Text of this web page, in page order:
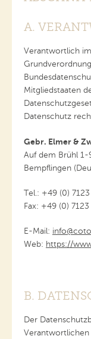
A.
Verantwortlich
Mitgliedstaaten
Datenschutz
Gebr. Elmer &
Auf dem Brühl 1-
Bempflingen
Tel.: +49 (0)
Fax: +49 (0)
E-Mail:
Web: https://
B.
Der
Verantwortlichen